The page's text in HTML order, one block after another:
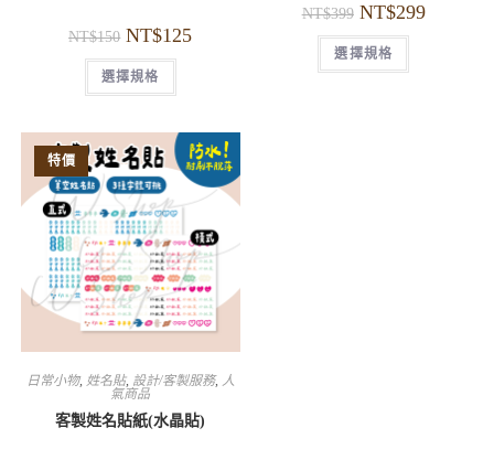
NT$150 NT$125
選擇規格
NT$399 NT$299
選擇規格
特價
日常小物, 姓名貼, 設計/客製服務, 人
氣商品
客製姓名貼紙(水晶貼)